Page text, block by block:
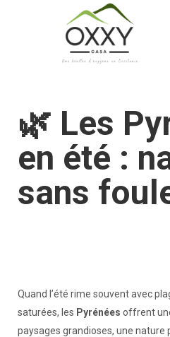
La
Galerie
Infos
Vos
Blog
🌿 Les
en été :
sans
Quand l’été rime souvent avec
saturées, les Pyrénées offrent
paysages grandioses, une nature